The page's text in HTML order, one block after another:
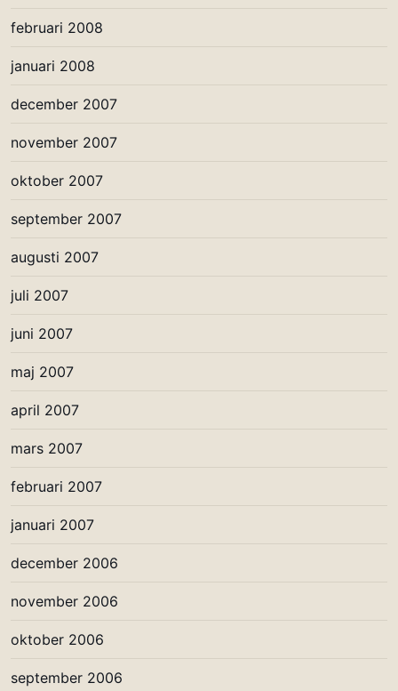
februari 2008
januari 2008
december 2007
november 2007
oktober 2007
september 2007
augusti 2007
juli 2007
juni 2007
maj 2007
april 2007
mars 2007
februari 2007
januari 2007
december 2006
november 2006
oktober 2006
september 2006